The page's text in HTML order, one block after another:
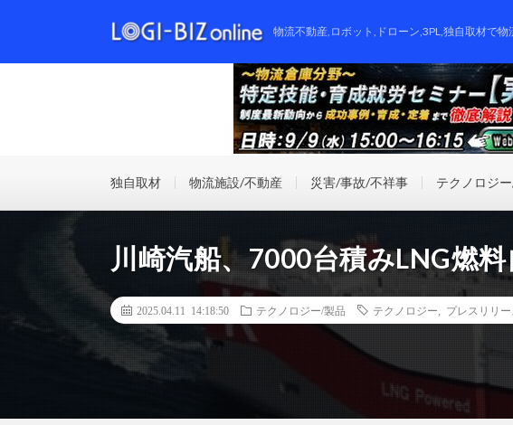
物流不動産,ロボット,ドローン,3PL,独自取材で
独自取材 物流施設/不動産 災害/事故/不祥事 テクノロジ
川崎汽船、7000台積みLNG燃
2025.04.11 14:18:50 テクノロジー/製品 テクノロジー プレスリリ